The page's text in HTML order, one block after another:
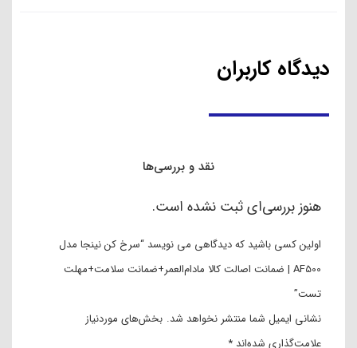
دیدگاه کاربران
نقد و بررسی‌ها
هنوز بررسی‌ای ثبت نشده است.
اولین کسی باشید که دیدگاهی می نویسد “سرخ کن نینجا مدل
AF500 | ضمانت اصالت کالا مادام‌العمر+ضمانت سلامت+مهلت
تست”
نشانی ایمیل شما منتشر نخواهد شد. بخش‌های موردنیاز
علامت‌گذاری شده‌اند *